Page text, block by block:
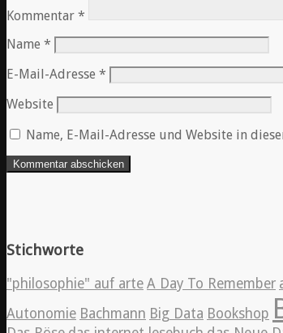
Kommentar *
Name *
E-Mail-Adresse *
Website
Name, E-Mail-Adresse und Website in
Stichworte
"philosophie" auf arte A Day To Remember
Autonomie Bachmann Big Data Bookshop